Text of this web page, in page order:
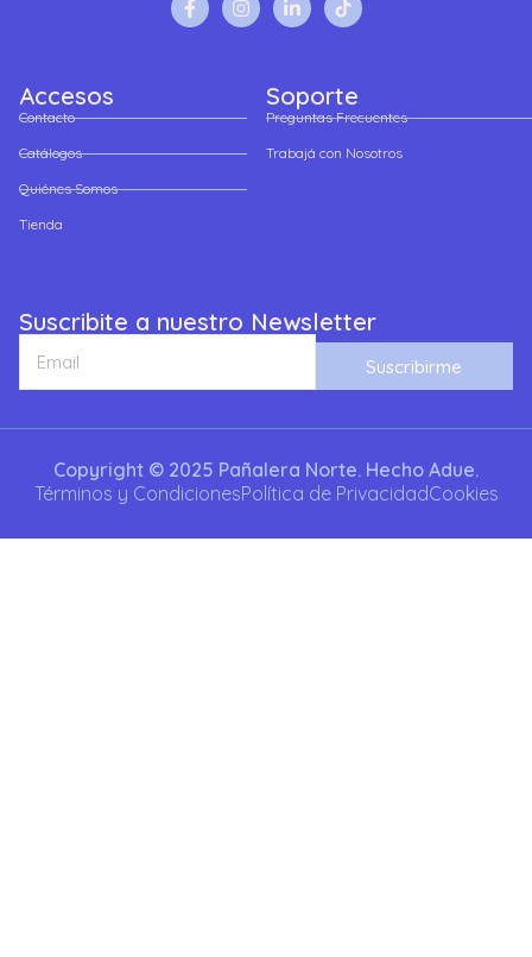
Accesos
Contacto
Catálogos
Quiénes Somos
Tienda
Soporte
Preguntas Frecuentes
Trabajá con Nosotros
Suscribite a nuestro Newsletter
Suscribirme
Copyright © 2025 Pañalera Norte. Hecho Adue.
Términos y CondicionesPolítica de PrivacidadCookies